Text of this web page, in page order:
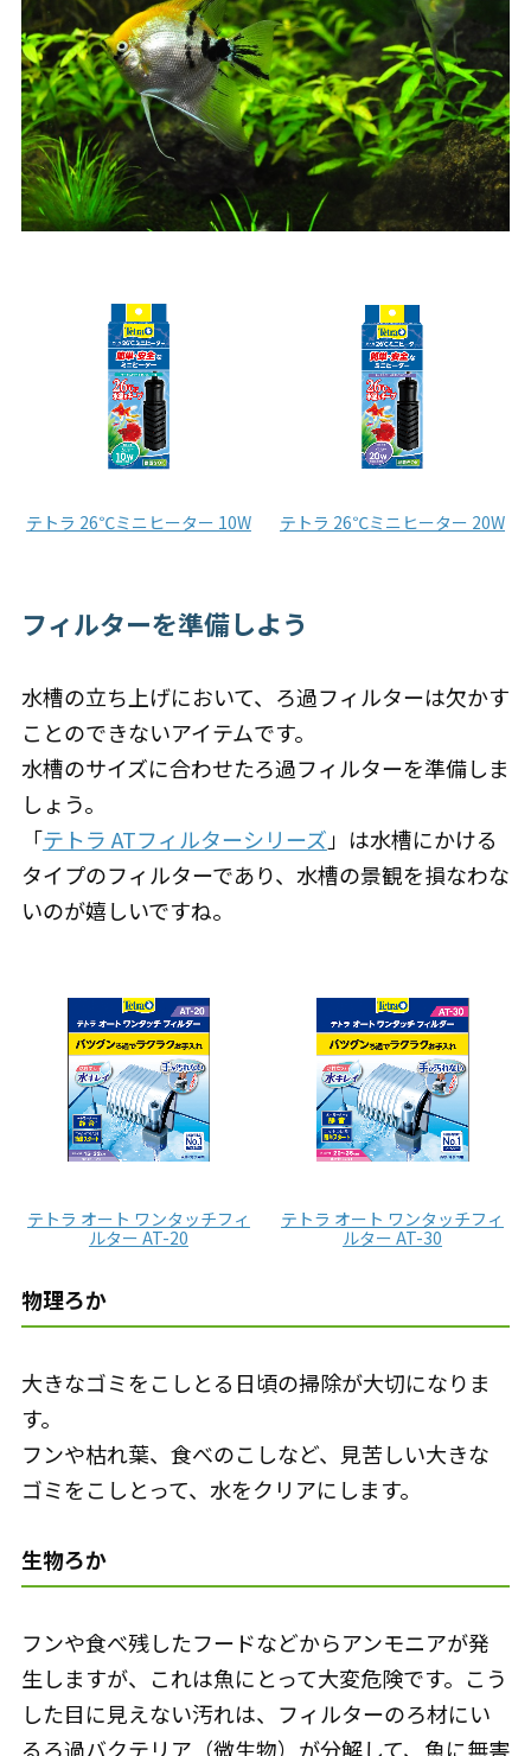
テトラ 26℃ミニヒーター 10W テトラ 26℃ミニヒーター 20W
フィルターを準備しよう
水槽の立ち上げにおいて、ろ過フィルターは欠かす
ことのできないアイテムです。
水槽のサイズに合わせたろ過フィルターを準備しま
しょう。
「テトラ ATフィルターシリーズ 」は水槽にかける
タイプのフィルターであり、水槽の景観を損なわな
いのが嬉しいですね。
テトラ オート ワンタッチフィ
ルター AT-20
テトラ オート ワンタッチフィ
ルター AT-30
物理ろか
大きなゴミをこしとる日頃の掃除が大切になりま
す。
フンや枯れ葉、食べのこしなど、見苦しい大きな
ゴミをこしとって、水をクリアにします。
生物ろか
フンや食べ残したフードなどからアンモニアが発
生しますが、これは魚にとって大変危険です。こう
した目に見えない汚れは、フィルターのろ材にい
るろ過バクテリア（微生物）が分解して、魚に無害